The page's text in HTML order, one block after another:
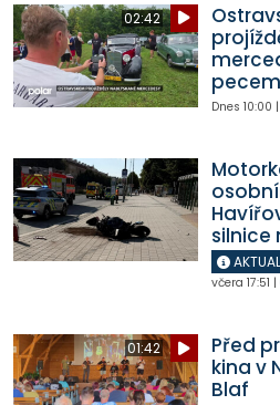
02:42
Dnes 10:00 |
silnice
včera 17:51 |
01:42
Před
kina v
Blaf